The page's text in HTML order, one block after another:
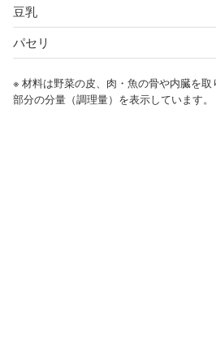
豆乳
パセリ
※ 材料は野菜の皮、肉・魚の骨や内臓を
部分の分量（調理量）を表示しています。